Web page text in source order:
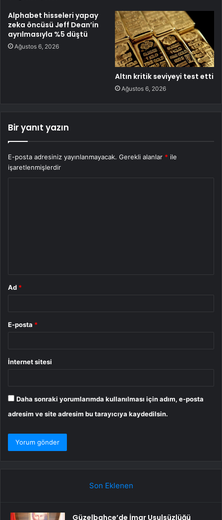
Alphabet hisseleri yapay
zeka öncüsü Jeff Dean’in
ayrılmasıyla %5 düştü
Ağustos 6, 2026
Altın kritik seviyeyi test etti
Ağustos 6, 2026
Bir yanıt yazın
E-posta adresiniz yayınlanmayacak. Gerekli alanlar * ile
işaretlenmişlerdir
Ad *
E-posta *
İnternet sitesi
Daha sonraki yorumlarımda kullanılması için adım, e-posta
adresim ve site adresim bu tarayıcıya kaydedilsin.
Son Eklenen
Güzelbahçe’de İmar Usulsüzlüğü